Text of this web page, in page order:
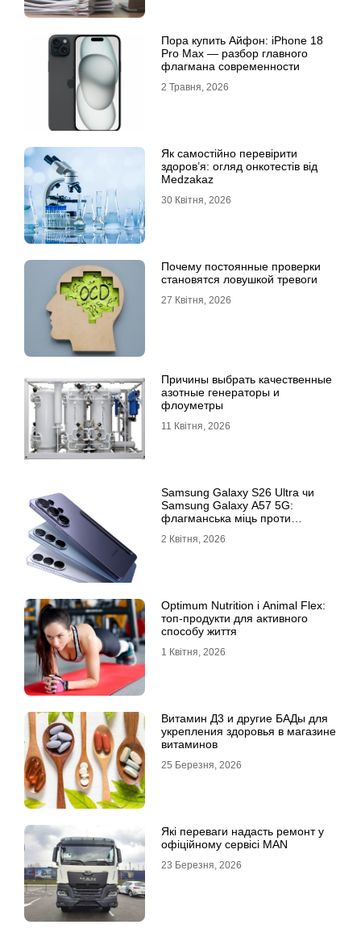
Пора купить Айфон: iPhone 18
Pro Max — разбор главного
флагмана современности
2 Травня, 2026
Як самостійно перевірити
здоров’я: огляд онкотестів від
Medzakaz
30 Квітня, 2026
Почему постоянные проверки
становятся ловушкой тревоги
27 Квітня, 2026
Причины выбрать качественные
азотные генераторы и
флоуметры
11 Квітня, 2026
Samsung Galaxy S26 Ultra чи
Samsung Galaxy A57 5G:
флагманська міць проти
2 Квітня, 2026
Optimum Nutrition і Animal Flex:
топ-продукти для активного
способу життя
1 Квітня, 2026
Витамин Д3 и другие БАДы для
укрепления здоровья в магазине
витаминов
25 Березня, 2026
Які переваги надасть ремонт у
офіційному сервісі MAN
23 Березня, 2026